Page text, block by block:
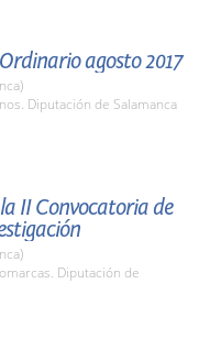
agosto 2017
Diputación de Salamanca
II Convocatoria de
Diputación de